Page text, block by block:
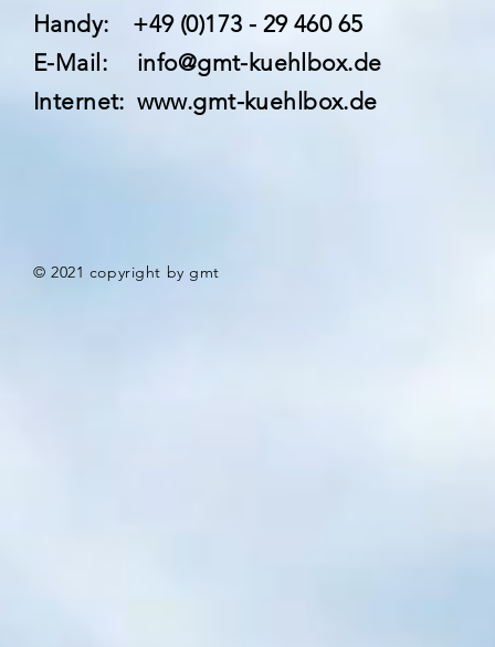
Handy: +49 (0)173 - 29 460 65
E-Mail: info@gmt-kuehlbox.de
Internet: www.gmt-kuehlbox.de
© 2021 copyright by gmt